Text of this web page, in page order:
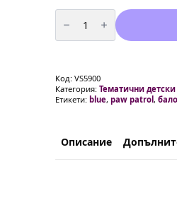
количество
за
Балони
Пес
Patrol/
-
70
броя
помпа
Код: VS5900
Категория: Тематични детски
Етикети: blue, paw patrol ,
Описание